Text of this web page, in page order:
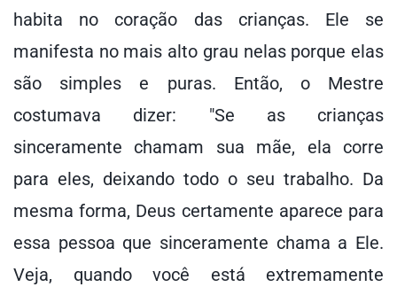
habita no coração das crianças. Ele se
manifesta no mais alto grau nelas porque elas
são simples e puras. Então, o Mestre
costumava dizer: "Se as crianças
sinceramente chamam sua mãe, ela corre
para eles, deixando todo o seu trabalho. Da
mesma forma, Deus certamente aparece para
essa pessoa que sinceramente chama a Ele.
Veja, quando você está extremamente